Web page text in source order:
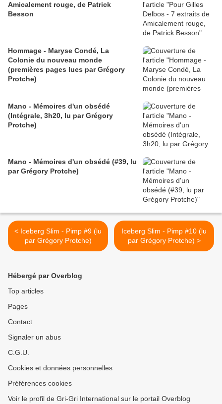
Amicalement rouge, de Patrick
Besson
Hommage - Maryse Condé, La
Colonie du nouveau monde
(premières pages lues par Grégory
Protche)
Mano - Mémoires d'un obsédé
(Intégrale, 3h20, lu par Grégory
Protche)
Mano - Mémoires d'un obsédé (#39, lu
par Grégory Protche)
< Iceberg Slim - Pimp #9 (lu
par Grégory Protche)
Iceberg Slim - Pimp #10 (lu
par Grégory Protche) >
Hébergé par Overblog
Top articles
Pages
Contact
Signaler un abus
C.G.U.
Cookies et données personnelles
Préférences cookies
Voir le profil de Gri-Gri International sur le portail Overblog